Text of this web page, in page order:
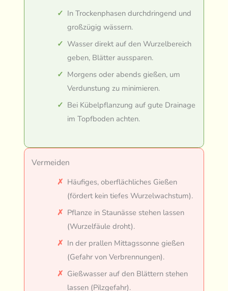
In Trockenphasen durchdringend und
großzügig wässern.
Wasser direkt auf den Wurzelbereich
geben, Blätter aussparen.
Morgens oder abends gießen, um
Verdunstung zu minimieren.
Bei Kübelpflanzung auf gute Drainage
im Topfboden achten.
Vermeiden
Häufiges, oberflächliches Gießen
(fördert kein tiefes Wurzelwachstum).
Pflanze in Staunässe stehen lassen
(Wurzelfäule droht).
In der prallen Mittagssonne gießen
(Gefahr von Verbrennungen).
Gießwasser auf den Blättern stehen
lassen (Pilzgefahr).